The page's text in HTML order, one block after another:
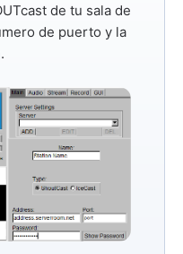
de tu sala de
de puerto y la